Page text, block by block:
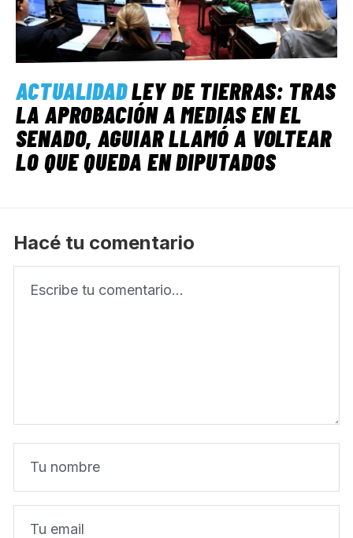
ACTUALIDADLEY DE TIERRAS: TRAS
LA APROBACIÓN A MEDIAS EN EL
SENADO, AGUIAR LLAMÓ A VOLTEAR
LO QUE QUEDA EN DIPUTADOS
Hacé tu comentario